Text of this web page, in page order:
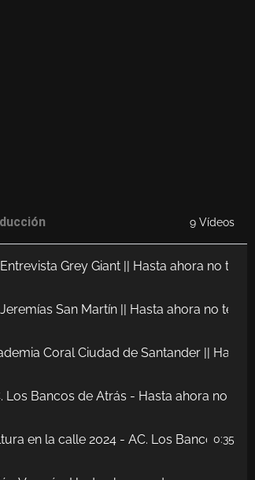
9 Vídeos
ES Entrevista Grey Giant || Hasta ahora no te
San Martín || Hasta ahora no te
Coral Ciudad de Santander || Hasta
Los Bancos de Atrás - Hasta ahora no te
en la calle 2024 - AC. Los Bancos de
0:35